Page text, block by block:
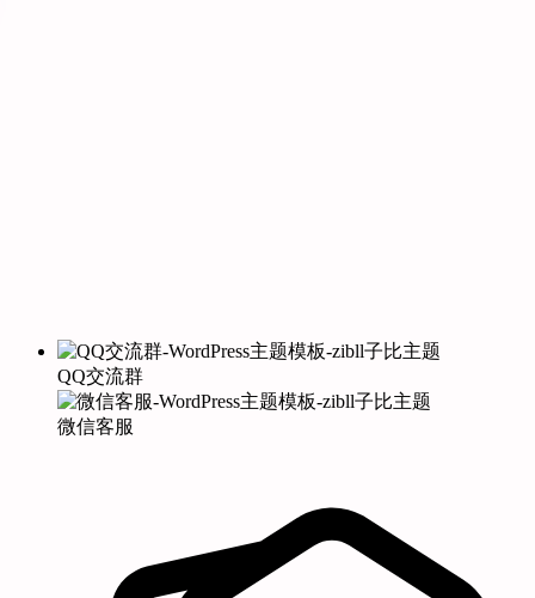
QQ交流群
微信客服